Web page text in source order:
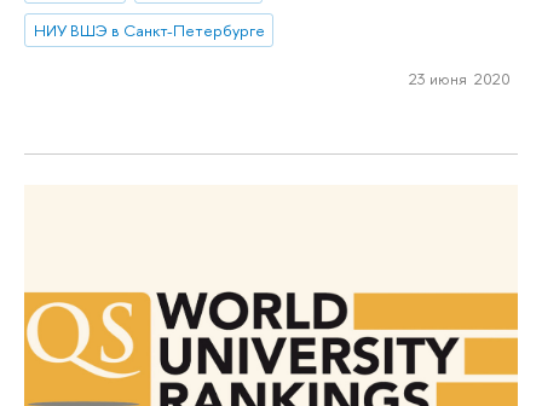
НИУ ВШЭ в Санкт-Петербурге
23 июня 2020